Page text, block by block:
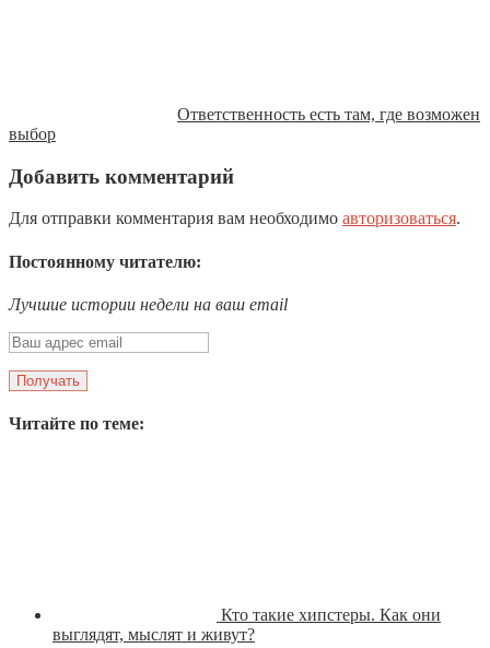
Ответственность есть там, где возможен
выбор
Добавить комментарий
Для отправки комментария вам необходимо авторизоваться.
Постоянному читателю:
Лучшие истории недели на ваш email
Читайте по теме:
Кто такие хипстеры. Как они
выглядят, мыслят и живут?